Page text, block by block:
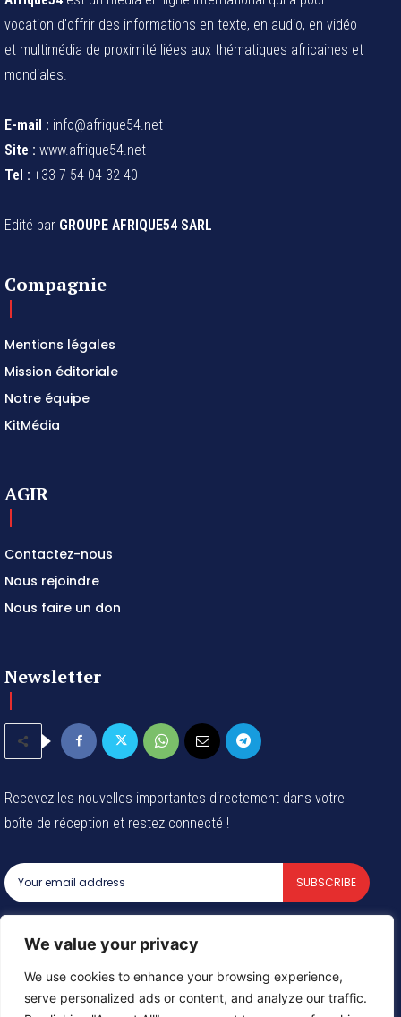
We value your privacy
We use cookies to enhance your browsing experience,
serve personalized ads or content, and analyze our traffic.
vocation d'offrir des informations en texte, en audio, en vidéo
et multimédia de proximité liées aux thématiques africaines et
mondiales.
E-mail : info@afrique54.net
Site : www.afrique54.net
Tel : +33 7 54 04 32 40
Edité par GROUPE AFRIQUE54 SARL
Compagnie
Mentions légales
Mission éditoriale
Notre équipe
KitMédia
AGIR
Contactez-nous
Nous rejoindre
Nous faire un don
Newsletter
Recevez les nouvelles importantes directement dans votre
boîte de réception et restez connecté !
SUBSCRIBE
© 2024 Tous les droits reservés - Groupe Afrique54 SARL